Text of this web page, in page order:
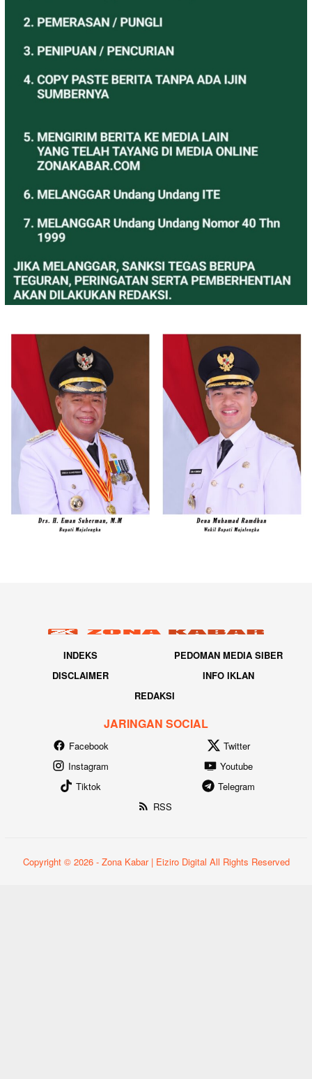
INDEKS
PEDOMAN MEDIA SIBER
DISCLAIMER
INFO IKLAN
REDAKSI
JARINGAN SOCIAL
Facebook
Twitter
Instagram
Youtube
Tiktok
Telegram
RSS
Copyright © 2026 - Zona Kabar | Eiziro Digital All Rights Reserved